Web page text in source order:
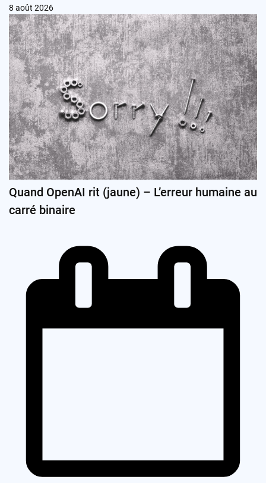
8 août 2026
Quand OpenAI rit (jaune) – L’erreur humaine au
carré binaire